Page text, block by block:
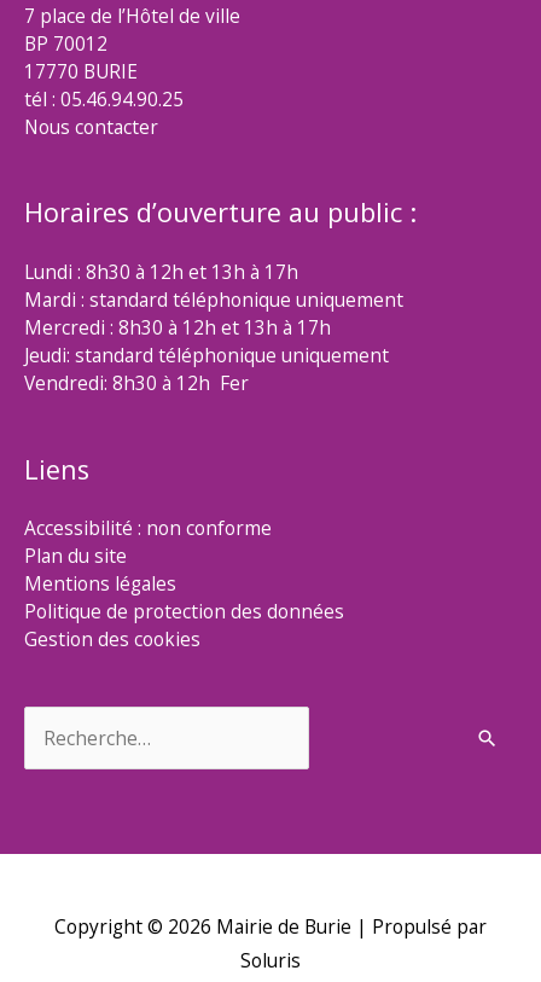
7 place de l’Hôtel de ville
BP 70012
17770 BURIE
tél : 05.46.94.90.25
Nous contacter
Horaires d’ouverture au public :
Lundi : 8h30 à 12h et 13h à 17h
Mardi : standard téléphonique uniquement
Mercredi : 8h30 à 12h et 13h à 17h
Jeudi: standard téléphonique uniquement
Vendredi: 8h30 à 12h Fer
Liens
Accessibilité : non conforme
Plan du site
Mentions légales
Politique de protection des données
Gestion des cookies
Copyright © 2026 Mairie de Burie | Propulsé par
Soluris